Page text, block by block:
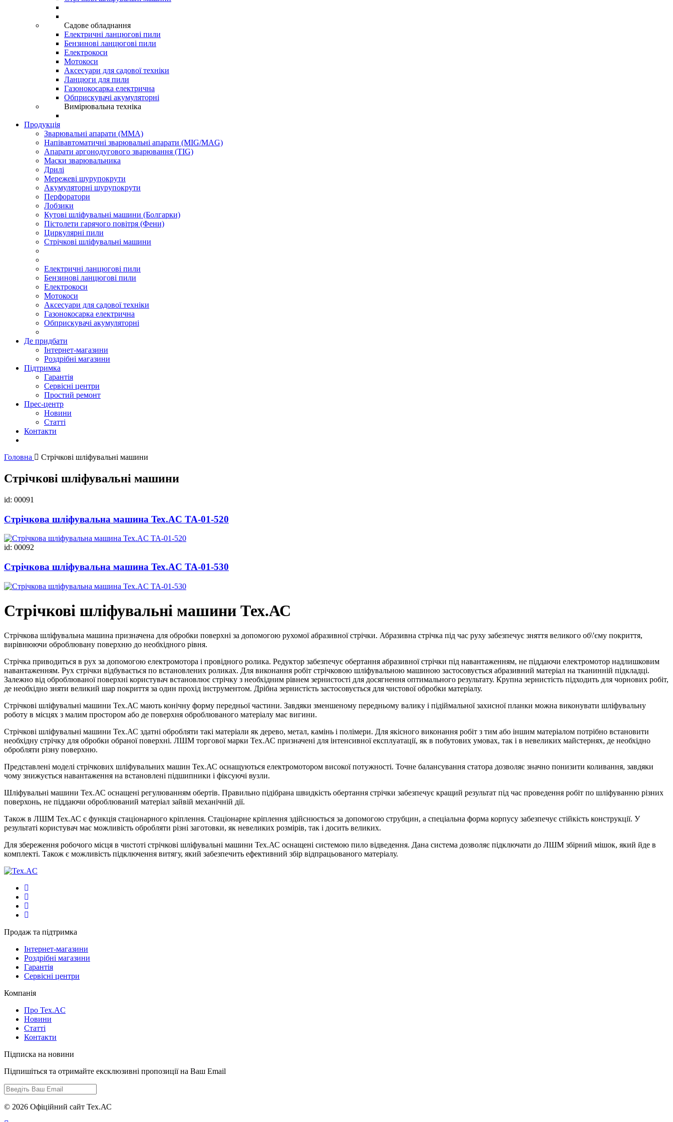
Садове обладнання
Електричні ланцюгові пили
Бензинові ланцюгові пили
Електрокоси
Мотокоси
Аксесуари для садової техніки
Ланцюги для пили
Газонокосарка електрична
Обприскувачі акумуляторні
Вимірювальна техніка
Продукція
Зварювальні апарати (ММА)
Напівавтоматичні зварювальні апарати (MIG/MAG)
Апарати аргонодугового зварювання (TIG)
Маски зварювальника
Дрилі
Мережеві шурупокрути
Акумуляторні шурупокрути
Перфоратори
Лобзики
Кутові шліфувальні машини (Болгарки)
Пістолети гарячого повітря (Фени)
Циркулярні пили
Стрічкові шліфувальні машини
Електричні ланцюгові пили
Бензинові ланцюгові пили
Електрокоси
Мотокоси
Аксесуари для садової техніки
Газонокосарка електрична
Обприскувачі акумуляторні
Де придбати
Інтернет-магазини
Роздрібні магазини
Підтримка
Гарантія
Сервісні центри
Простий ремонт
Прес-центр
Новини
Статті
Контакти
Головна Стрічкові шліфувальні машини
Стрічкові шліфувальні машини
id: 00091
Стрічкова шліфувальна машина Tex.AC ТА-01-520
id: 00092
Стрічкова шліфувальна машина Tex.AC ТА-01-530
Стрічкові шліфувальні машини Тех.АС
Стрічкова шліфувальна машина призначена для обробки поверхні за допомогою рухомої абразивної стрічки. Абразивна стрічка під час руху забезпечує зняття великого об\'єму покриття,
вирівнюючи оброблювану поверхню до необхідного рівня.
Стрічка приводиться в рух за допомогою електромотора і провідного ролика. Редуктор забезпечує обертання абразивної стрічки під навантаженням, не піддаючи електромотор надлишковим
навантаженням. Рух стрічки відбувається по встановлених роликах. Для виконання робіт стрічковою шліфувальною машиною застосовується абразивний матеріал на тканинній підкладці.
Залежно від оброблюваної поверхні користувач встановлює стрічку з необхідним рівнем зернистості для досягнення оптимального результату. Крупна зернистість підходить для чорнових робіт,
де необхідно зняти великий шар покриття за один прохід інструментом. Дрібна зернистість застосовується для чистової обробки матеріалу.
Стрічкові шліфувальні машини Тех.АС мають конічну форму передньої частини. Завдяки зменшеному передньому валику і підіймальної захисної планки можна виконувати шліфувальну
роботу в місцях з малим простором або де поверхня оброблюваного матеріалу має вигини.
Стрічкові шліфувальні машини Тех.АС здатні обробляти такі матеріали як дерево, метал, камінь і полімери. Для якісного виконання робіт з тим або іншим матеріалом потрібно встановити
необхідну стрічку для обробки обраної поверхні. ЛШМ торгової марки Тех.АС призначені для інтенсивної експлуатації, як в побутових умовах, так і в невеликих майстернях, де необхідно
обробляти різну поверхню.
Представлені моделі стрічкових шліфувальних машин Тех.АС оснащуються електромотором високої потужності. Точне балансування статора дозволяє значно понизити коливання, завдяки
чому знижується навантаження на встановлені підшипники і фіксуючі вузли.
Шліфувальні машини Тех.АС оснащені регулюванням обертів. Правильно підібрана швидкість обертання стрічки забезпечує кращий результат під час проведення робіт по шліфуванню різних
поверхонь, не піддаючи оброблюваний матеріал зайвій механічній дії.
Також в ЛШМ Тех.АС є функція стаціонарного кріплення. Стаціонарне кріплення здійснюється за допомогою струбцин, а спеціальна форма корпусу забезпечує стійкість конструкції. У
результаті користувач має можливість обробляти різні заготовки, як невеликих розмірів, так і досить великих.
Для збереження робочого місця в чистоті стрічкові шліфувальні машини Тех.АС оснащені системою пило відведення. Дана система дозволяє підключати до ЛШМ збірний мішок, який йде в
комплекті. Також є можливість підключення витягу, який забезпечить ефективний збір відпрацьованого матеріалу.
Продаж та підтримка
Інтернет-магазини
Роздрібні магазини
Гарантія
Сервісні центри
Компанія
Про Tex.AC
Новини
Статті
Контакти
Підписка на новини
Підпишіться та отримайте ексклюзивні пропозиції на Ваш Email
© 2026 Офіційний сайт Тех.АС